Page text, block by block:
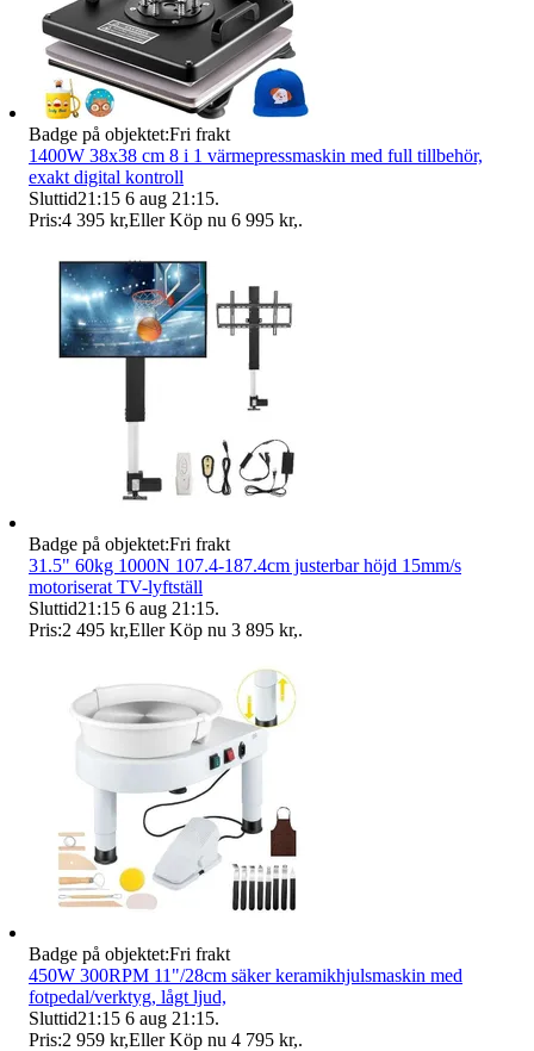
Badge på objektet:Fri frakt
1400W 38x38 cm 8 i 1 värmepressmaskin med full tillbehör,
exakt digital kontroll
Sluttid21:15 6 aug 21:15.
Pris:4 395 kr,Eller Köp nu 6 995 kr,.
Badge på objektet:Fri frakt
31.5" 60kg 1000N 107.4-187.4cm justerbar höjd 15mm/s
motoriserat TV-lyftställ
Sluttid21:15 6 aug 21:15.
Pris:2 495 kr,Eller Köp nu 3 895 kr,.
Badge på objektet:Fri frakt
450W 300RPM 11"/28cm säker keramikhjulsmaskin med
fotpedal/verktyg, lågt ljud,
Sluttid21:15 6 aug 21:15.
Pris:2 959 kr,Eller Köp nu 4 795 kr,.